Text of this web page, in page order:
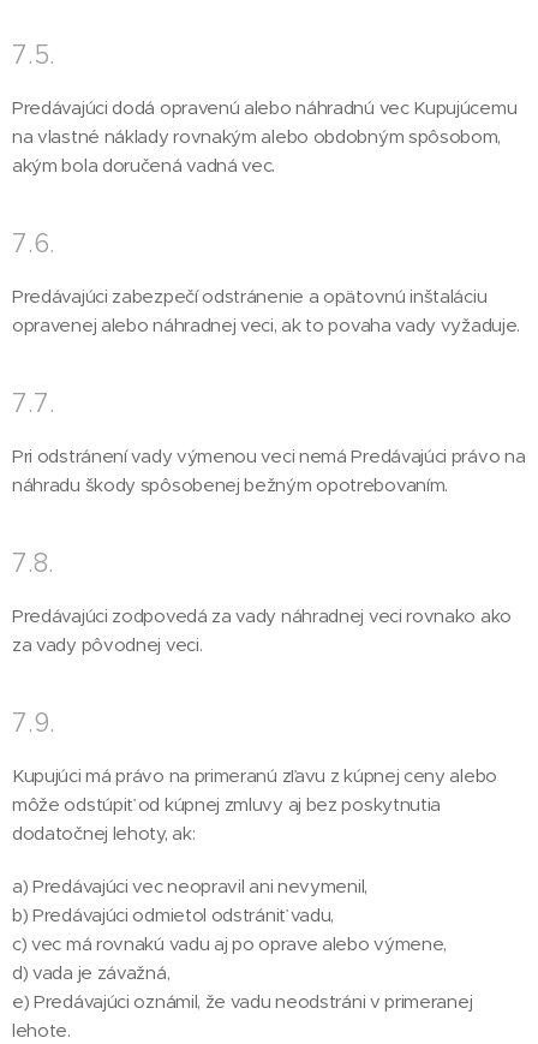
7.5.
Predávajúci dodá opravenú alebo náhradnú vec Kupujúcemu
na vlastné náklady rovnakým alebo obdobným spôsobom,
akým bola doručená vadná vec.
7.6.
Predávajúci zabezpečí odstránenie a opätovnú inštaláciu
opravenej alebo náhradnej veci, ak to povaha vady vyžaduje.
7.7.
Pri odstránení vady výmenou veci nemá Predávajúci právo na
náhradu škody spôsobenej bežným opotrebovaním.
7.8.
Predávajúci zodpovedá za vady náhradnej veci rovnako ako
za vady pôvodnej veci.
7.9.
Kupujúci má právo na primeranú zľavu z kúpnej ceny alebo
môže odstúpiť od kúpnej zmluvy aj bez poskytnutia
dodatočnej lehoty, ak:
a) Predávajúci vec neopravil ani nevymenil,
b) Predávajúci odmietol odstrániť vadu,
c) vec má rovnakú vadu aj po oprave alebo výmene,
d) vada je závažná,
e) Predávajúci oznámil, že vadu neodstráni v primeranej
lehote.